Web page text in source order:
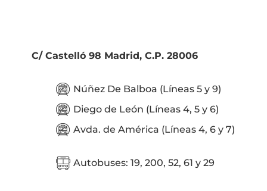
C/ Castelló 98 Madrid, C.P. 28006
Núñez De Balboa (Líneas 5 y 9)
Diego de León (Líneas 4, 5 y 6)
Avda. de América (Líneas 4, 6 y 7)
Autobuses: 19, 200, 52, 61 y 29